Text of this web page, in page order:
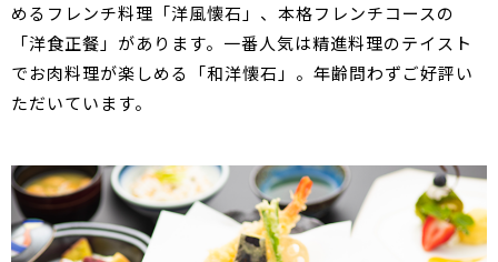
めるフレンチ料理「洋風懐石」、本格フレンチコースの
「洋食正餐」があります。一番人気は精進料理のテイスト
でお肉料理が楽しめる「和洋懐石」。年齢問わずご好評い
ただいています。